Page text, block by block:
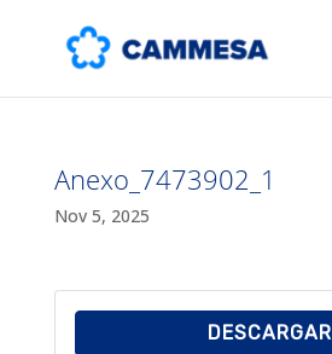
Anexo_7473902_1
Nov 5, 2025
DESCARGAR